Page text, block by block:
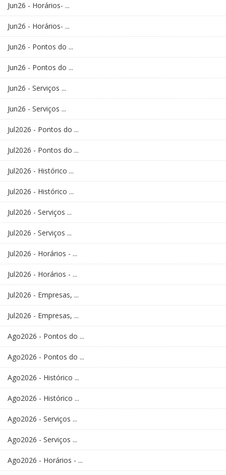
Jun26 - Horários- ...
Jun26 - Horários- ...
Jun26 - Pontos do ...
Jun26 - Pontos do ...
Jun26 - Serviços ...
Jun26 - Serviços ...
Jul2026 - Pontos do ...
Jul2026 - Pontos do ...
Jul2026 - Histórico ...
Jul2026 - Histórico ...
Jul2026 - Serviços ...
Jul2026 - Serviços ...
Jul2026 - Horários - ...
Jul2026 - Horários - ...
Jul2026 - Empresas, ...
Jul2026 - Empresas, ...
Ago2026 - Pontos do ...
Ago2026 - Pontos do ...
Ago2026 - Histórico ...
Ago2026 - Histórico ...
Ago2026 - Serviços ...
Ago2026 - Serviços ...
Ago2026 - Horários - ...